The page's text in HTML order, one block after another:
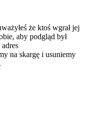
że ktoś wgrał jej
aby podgląd był
na skargę i usuniemy